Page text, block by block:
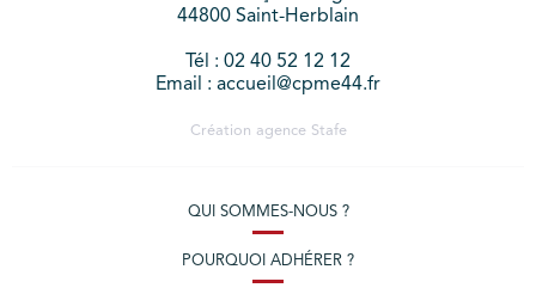
44800 Saint-Herblain
Tél : 02 40 52 12 12
Email : accueil@cpme44.fr
Création agence Stafe
QUI SOMMES-NOUS ?
POURQUOI ADHÉRER ?